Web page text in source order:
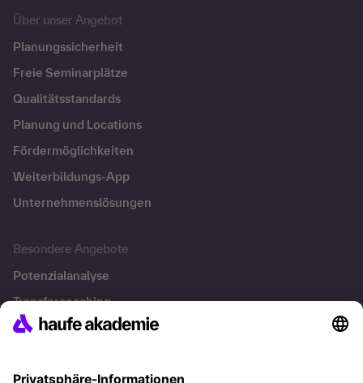
Über unser Angebot
Planungssicherheit
Freie Seminarplätze
Qualitätsstandards
Planung und Locations
Fördermöglichkeiten
Weiterbildungs-App
Unternehmenslösungen
Besondere Angebote
Potenzialanalyse
Transfercoaching
Coaching
Kontakt & Support